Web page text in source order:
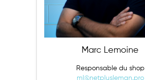
Marc Lemoine
Responsable du shop
ml@netplusleman.pro